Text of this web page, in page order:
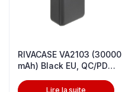
RIVACASE VA2103 (30000
mAh) Black EU, QC/PD
Lire la suite